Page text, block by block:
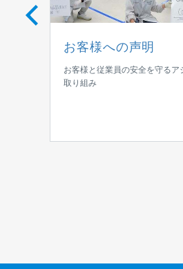
お客様への声明
お客様と従業員の安全を守るア
取り組み